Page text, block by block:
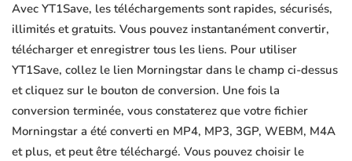
Avec YT1Save, les téléchargements sont rapides, sécurisés,
illimités et gratuits. Vous pouvez instantanément convertir,
télécharger et enregistrer tous les liens. Pour utiliser
YT1Save, collez le lien Morningstar dans le champ ci-dessus
et cliquez sur le bouton de conversion. Une fois la
conversion terminée, vous constaterez que votre fichier
Morningstar a été converti en MP4, MP3, 3GP, WEBM, M4A
et plus, et peut être téléchargé. Vous pouvez choisir le